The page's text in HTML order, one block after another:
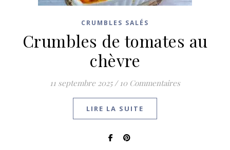
CRUMBLES SALÉS
Crumbles de tomates au
chèvre
11 septembre 2025 / 10 Commentaires
LIRE LA SUITE